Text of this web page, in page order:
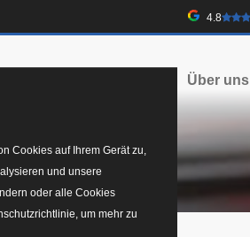
Cookies auf Ihrem Gerät zu,
und unsere
oder alle Cookies
um mehr zu
4.8
Über uns